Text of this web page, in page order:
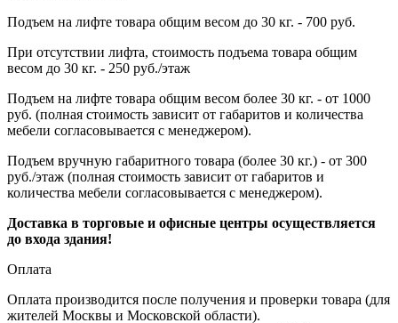
Подъем на лифте товара общим весом до 30 кг. - 700 руб.
При отсутствии лифта, стоимость подъема товара общим
весом до 30 кг. - 250 руб./этаж
Подъем на лифте товара общим весом более 30 кг. - от 1000
руб. (полная стоимость зависит от габаритов и количества
мебели согласовывается с менеджером).
Подъем вручную габаритного товара (более 30 кг.) - от 300
руб./этаж (полная стоимость зависит от габаритов и
количества мебели согласовывается с менеджером).
Доставка в торговые и офисные центры осуществляется
до входа здания!
Оплата
Оплата производится после получения и проверки товара (для
жителей Москвы и Московской области).